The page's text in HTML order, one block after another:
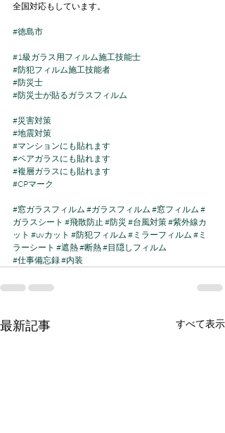
全国対応もしています。
#徳島市
#1級ガラス用フィルム施工技能士
#防犯フィルム施工技能者
#防災士
#防災士が貼るガラスフィルム
#災害対策
#地震対策
#マンションにも貼れます
#ペアガラスにも貼れます
#複層ガラスにも貼れます
#CPマーク
#窓ガラスフィルム #ガラスフィルム #窓フィルム #
ガラスシート #飛散防止 #防災 #台風対策#紫外線カ
ット #uvカット #防犯フィルム #ミラーフィルム #ミ
ラーシート #遮熱#断熱#目隠しフィルム
#仕事備忘録#内装
最新記事 すべて表示